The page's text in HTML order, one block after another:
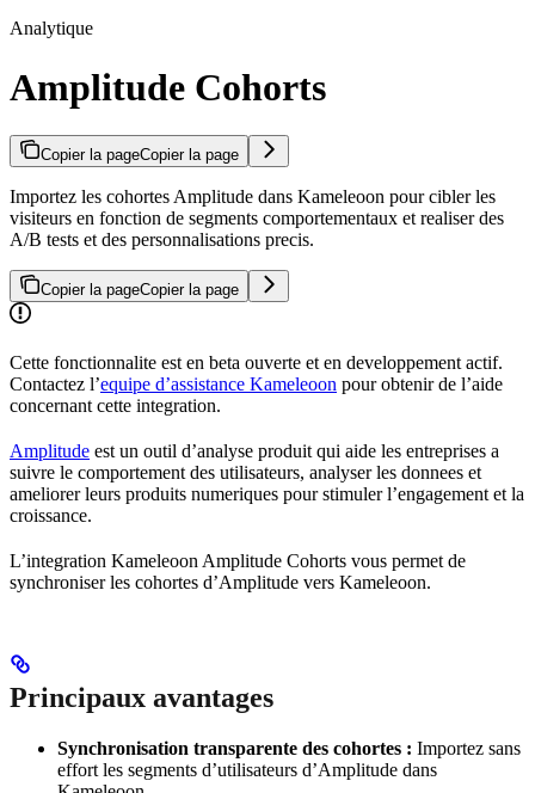
Analytique
Amplitude Cohorts
Copier la pageCopier la page
Importez les cohortes Amplitude dans Kameleoon pour cibler les
visiteurs en fonction de segments comportementaux et realiser des
A/B tests et des personnalisations precis.
Copier la pageCopier la page
Cette fonctionnalite est en beta ouverte et en developpement actif.
Contactez l’equipe d’assistance Kameleoon pour obtenir de l’aide
concernant cette integration.
Amplitude est un outil d’analyse produit qui aide les entreprises a
suivre le comportement des utilisateurs, analyser les donnees et
ameliorer leurs produits numeriques pour stimuler l’engagement et la
croissance.
L’integration Kameleoon Amplitude Cohorts vous permet de
synchroniser les cohortes d’Amplitude vers Kameleoon.
Principaux avantages
Synchronisation transparente des cohortes : Importez sans
effort les segments d’utilisateurs d’Amplitude dans